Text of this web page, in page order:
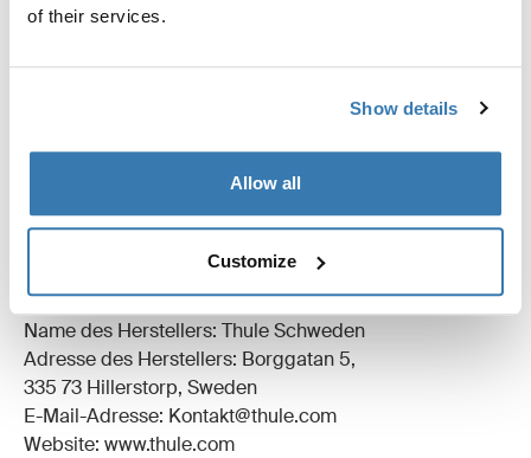
of their services.
Show details
Allow all
Customize
Toggle techspec
Technische Daten
Bewertungen
Herstellungsinformationen
Eingetragenes Warenzeichen: Thule Schweden AB
Name des Herstellers: Thule Schweden
Adresse des Herstellers: Borggatan 5,
335 73 Hillerstorp, Sweden
E-Mail-Adresse: Kontakt@thule.com
Website: www.thule.com